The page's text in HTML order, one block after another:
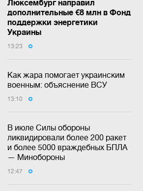
Люксембург направил
дополнительные €8 млн в Фонд
поддержки энергетики
Украины
13:23
Как жара помогает украинским
военным: объяснение ВСУ
13:10
В июле Силы обороны
ликвидировали более 200 ракет
и более 5000 враждебных БПЛА
— Минобороны
12:47